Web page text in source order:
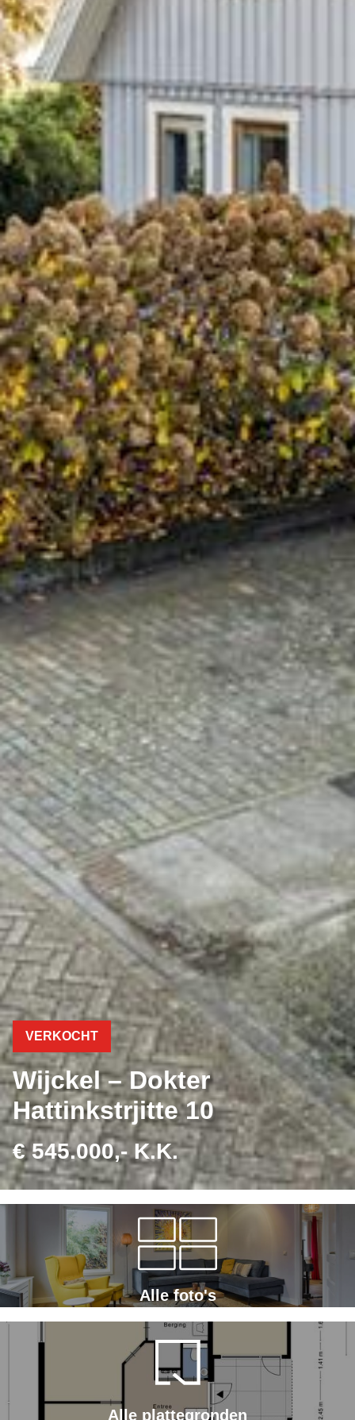
VERKOCHT
Wijckel – Dokter
Hattinkstrjitte 10
€ 545.000,- K.K.
Alle foto's
Alle plattegronden